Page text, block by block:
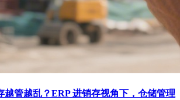
越管越乱？ERP 进销存视角下，仓储管理